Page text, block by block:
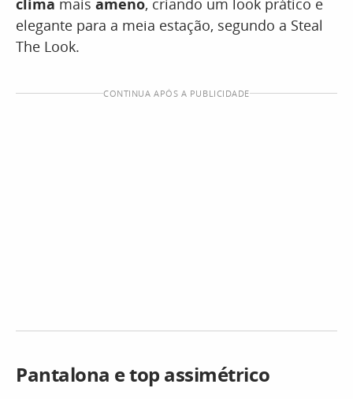
clima mais ameno, criando um look prático e
elegante para a meia estação, segundo a Steal
The Look.
CONTINUA APÓS A PUBLICIDADE
Pantalona e top assimétrico